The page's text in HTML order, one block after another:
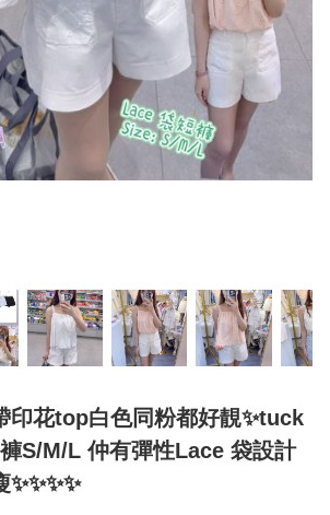
印花top白色同粉都好靚✨tuck
S/M/L 仲有彈性Lace 袋設計